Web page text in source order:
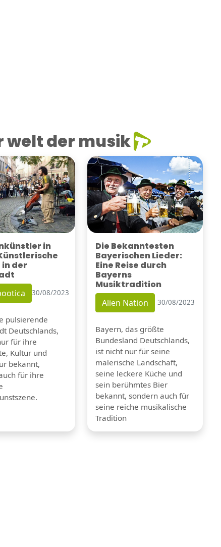
welt der musik
in
der
30/08/2023
pulsierende
Deutschlands,
für ihre
Kultur und
bekannt,
für ihre
Die Bekanntesten
Bayerischen Lieder:
Eine Reise durch
Bayerns
Musiktradition
Alien Nation 30/08/2023
Bayern, das größte
Bundesland Deutschlands,
ist nicht nur für seine
malerische Landschaft,
seine leckere Küche und
sein berühmtes Bier
bekannt, sondern auch für
seine reiche musikalische
Tradition